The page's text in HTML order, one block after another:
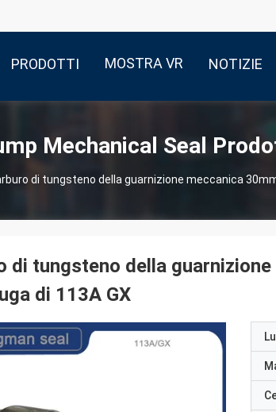
PRODOTTI MOSTRA VR NOTIZIE
Mechanical Seal
di tungsteno della guarnizione meccanica
di tungsteno della
di 113A GX